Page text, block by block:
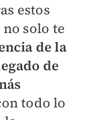
estos
solo te
de la
de
todo lo